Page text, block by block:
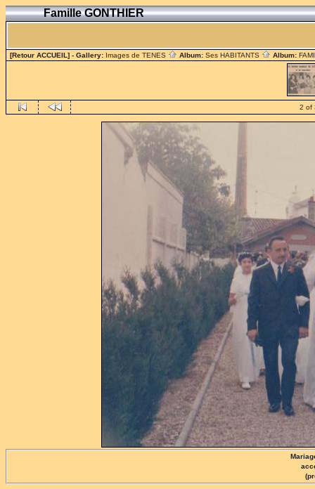
Famille GONTHIER
[Retour ACCUEIL] - Gallery: Images de TENES Album: Ses HABITANTS Album:
2 of